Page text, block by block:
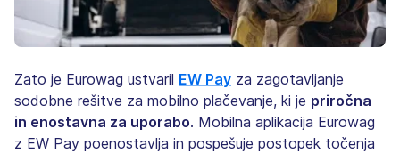
Zato je Eurowag ustvaril EW Pay za zagotavljanje
sodobne rešitve za mobilno plačevanje, ki je priročna
in enostavna za uporabo. Mobilna aplikacija Eurowag
z EW Pay poenostavlja in pospešuje postopek točenja